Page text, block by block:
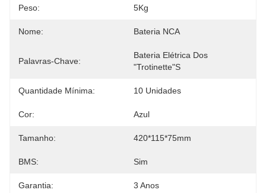
Peso: 5Kg
Nome: Bateria NCA
Palavras-Chave:
Bateria Elétrica Dos
"trotinette"s
Quantidade Mínima: 10 Unidades
Cor: Azul
Tamanho: 420*115*75mm
BMS: Sim
Garantia: 3 Anos